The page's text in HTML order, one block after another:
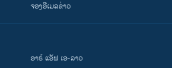
ຈອງອີເມລຂ່າວ
ອາຣ໌ ແອັຟ ເອ-ລາວ